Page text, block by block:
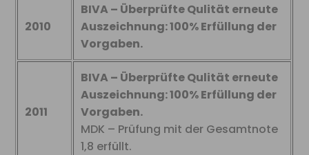
2010
BIVA – Überprüfte Qulität erneute
Auszeichnung: 100% Erfüllung der
Vorgaben.
2011
BIVA – Überprüfte Qulität erneute
Auszeichnung: 100% Erfüllung der
Vorgaben.
MDK – Prüfung mit der Gesamtnote
1,8 erfüllt.